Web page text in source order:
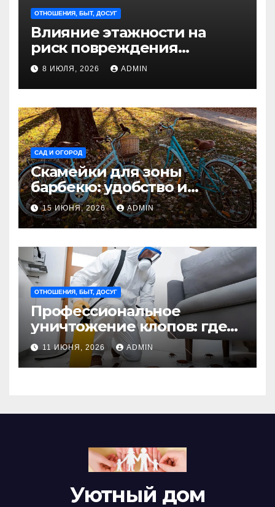
ОТНОШЕНИЯ, БЫТ, ДОСУГ
Влияние этажности на
риск повреждения
недвижимости
8 ИЮЛЯ, 2026 ADMIN
САД И ОГОРОД
Скамейки для зоны
барбекю: удобство и
безопасность на участке
Madmetal.ru
15 ИЮНЯ, 2026 ADMIN
ОТНОШЕНИЯ, БЫТ, ДОСУГ
Профессиональное
уничтожение клопов: где
оно необходимо?
11 ИЮНЯ, 2026 ADMIN
Уютный дом